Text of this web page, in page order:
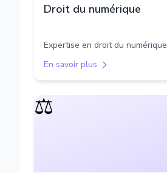
Droit du numérique
Expertise en droit du numérique
En savoir plus
⚖️